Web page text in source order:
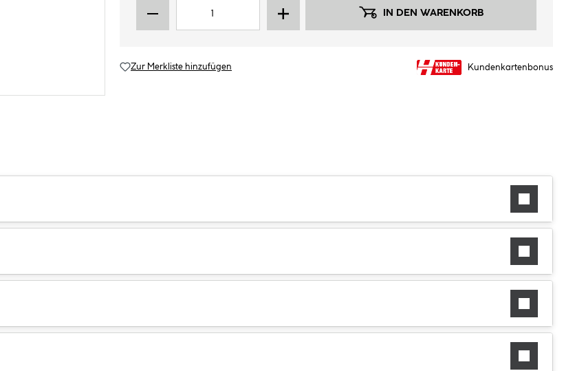
IN DEN WARENKORB
Zur Merkliste hinzufügen Kundenkartenbonus